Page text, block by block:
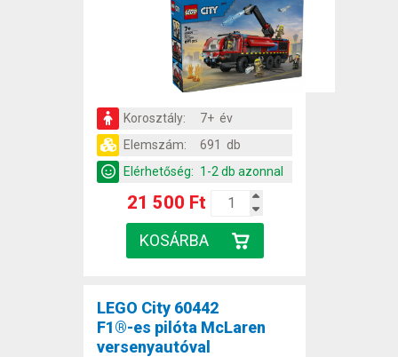
Korosztály:
7+ év
Elemszám:
691 db
Elérhetőség: 1-2 db azonnal
21 500 Ft
LEGO City 60442
F1®-es pilóta McLaren
versenyautóval